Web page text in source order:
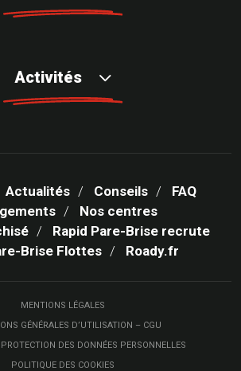
Activités
Actualités Conseils
FAQ
Nos centres
Rapid Pare-Brise recrute
Brise Flottes
Roady.fr
MENTIONS LÉGALES
GÉNÉRALES D’UTILISATION – CGU
DES DONNÉES PERSONNELLES
POLITIQUE DES COOKIES